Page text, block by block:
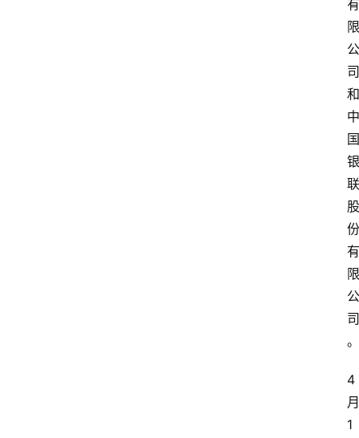
有
限
公
司
和
中
国
银
联
股
份
有
限
公
司
。
4
月
1